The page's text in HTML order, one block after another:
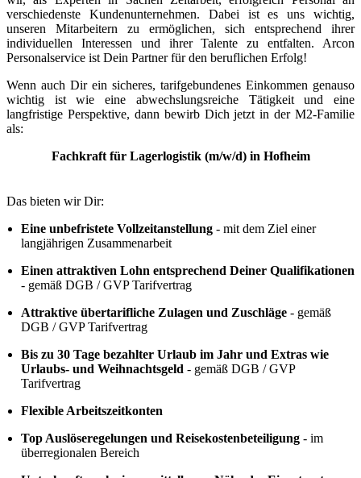
verschiedenste Kundenunternehmen. Dabei ist es uns wichtig,
unseren Mitarbeitern zu ermöglichen, sich entsprechend ihrer
individuellen Interessen und ihrer Talente zu entfalten. Arcon
Personalservice ist Dein Partner für den beruflichen Erfolg!
Wenn auch Dir ein sicheres, tarifgebundenes Einkommen genauso
wichtig ist wie eine abwechslungsreiche Tätigkeit und eine
langfristige Perspektive, dann bewirb Dich jetzt in der M2-Familie
als:
Fachkraft für Lagerlogistik (m/w/d) in Hofheim
Das bieten wir Dir:
Eine unbefristete Vollzeitanstellung - mit dem Ziel einer
langjährigen Zusammenarbeit
Einen attraktiven Lohn entsprechend Deiner Qualifikationen
- gemäß DGB / GVP Tarifvertrag
Attraktive übertarifliche Zulagen und Zuschläge - gemäß
DGB / GVP Tarifvertrag
Bis zu 30 Tage bezahlter Urlaub im Jahr und Extras wie
Urlaubs- und Weihnachtsgeld - gemäß DGB / GVP
Tarifvertrag
Flexible Arbeitszeitkonten
Top Auslöseregelungen und Reisekostenbeteiligung - im
überregionalen Bereich